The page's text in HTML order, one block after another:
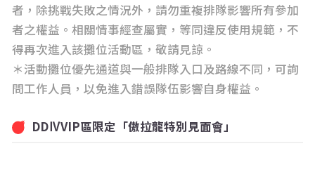
者，除挑戰失敗之情況外，請勿重複排隊影響所有參加
者之權益。相關情事經查屬實，等同違反使用規範，不
得再次進入該攤位活動區，敬請見諒。
＊活動攤位優先通道與一般排隊入口及路線不同，可詢
問工作人員，以免進入錯誤隊伍影響自身權益。
DDⅣVIP區限定「傲拉龍特別見面會」